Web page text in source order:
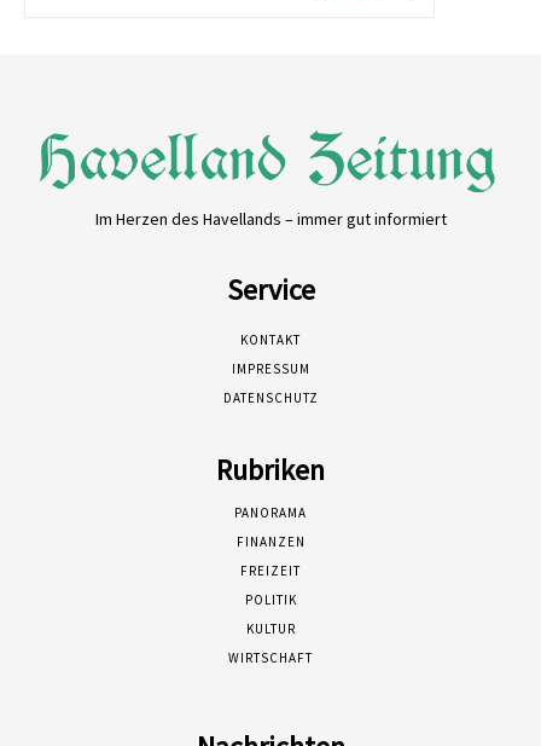
Im Herzen des Havellands – immer gut informiert
Service
KONTAKT
IMPRESSUM
DATENSCHUTZ
Rubriken
PANORAMA
FINANZEN
FREIZEIT
POLITIK
KULTUR
WIRTSCHAFT